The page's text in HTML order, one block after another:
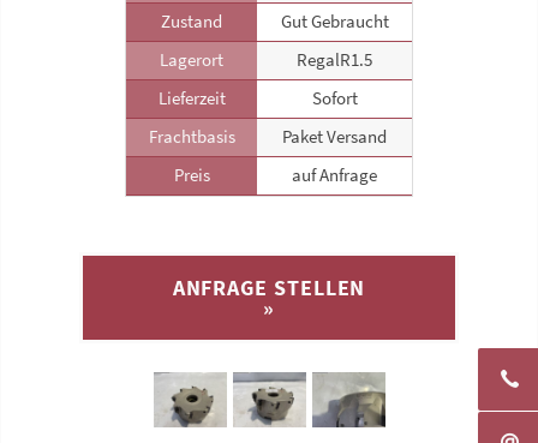
Zustand
Gut Gebraucht
Lagerort
RegalR1.5
Lieferzeit
Sofort
Frachtbasis
Paket Versand
Preis
auf Anfrage
ANFRAGE STELLEN
»